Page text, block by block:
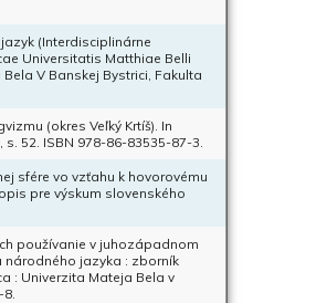
(Interdisciplinárne
Universitatis Matthiae Belli
V Banskej Bystrici, Fakulta
(okres Veľký Krtíš). In
52. ISBN 978-86-83535-87-3.
sfére vo vzťahu k hovorovému
pre výskum slovenského
používanie v juhozápadnom
národného jazyka : zborník
: Univerzita Mateja Bela v
8.